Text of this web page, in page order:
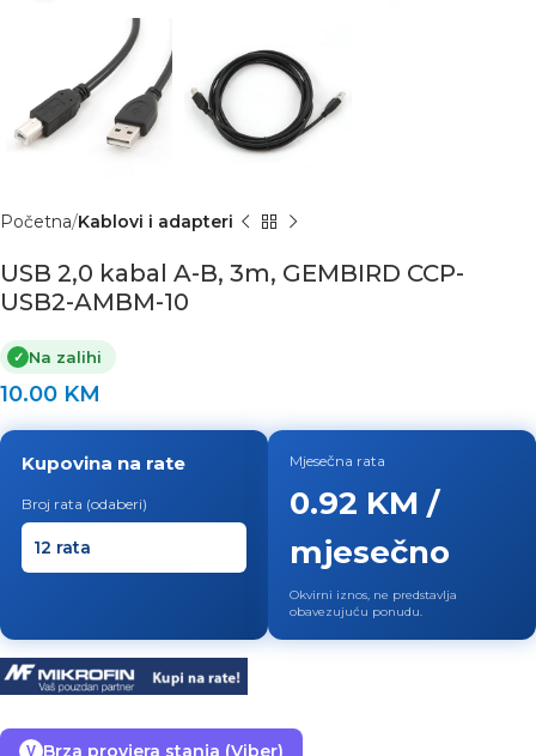
Početna Kablovi i adapteri
USB 2,0 kabal A-B, 3m, GEMBIRD CCP-
USB2-AMBM-10
✓ Na zalihi
10.00 KM
Kupovina na rate
Broj rata (odaberi)
Mjesečna rata
0.92 KM /
mjesečno
Okvirni iznos, ne predstavlja
obavezujuću ponudu.
V Brza provjera stanja (Viber)